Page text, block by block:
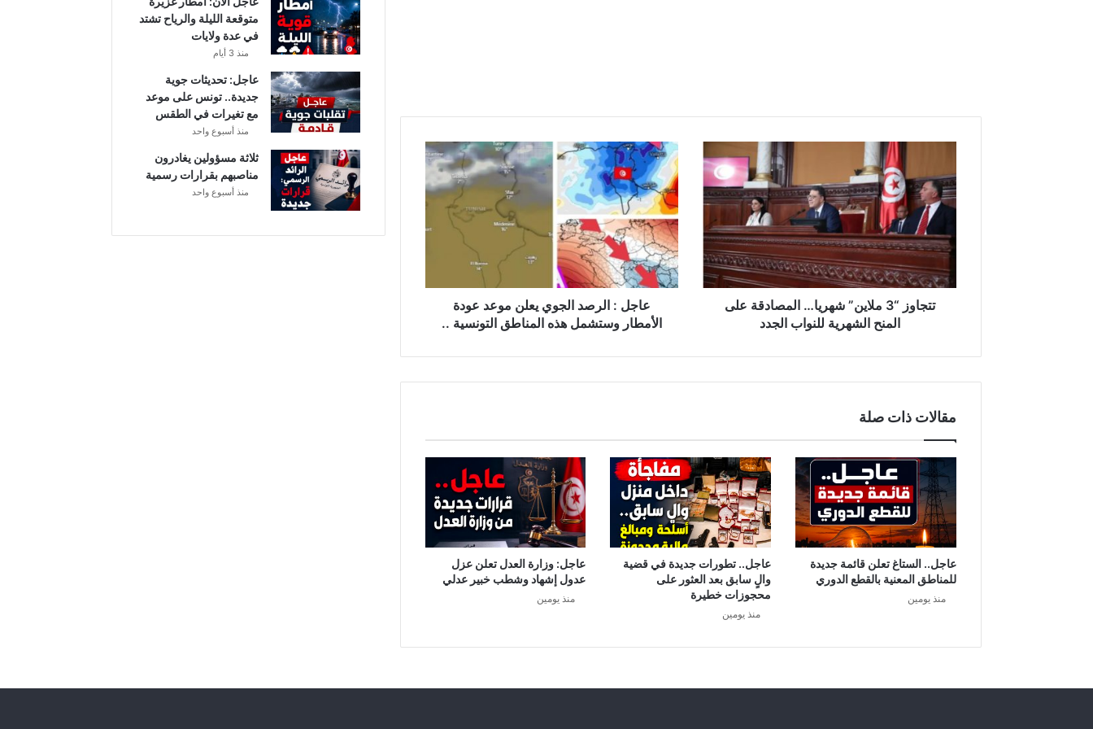
ملاين”
شهريا…
المصادقة
على
المنح
الشهرية
للنواب
الجدد
تتجاوز “3 ملاين” شهريا… المصادقة على
المنح الشهرية للنواب الجدد
عاجل
:
الرصد
الجوي
يعلن
موعد
عودة
الأمطار
وستشمل
المناطق
..
عاجل : الرصد الجوي يعلن موعد عودة
الأمطار وستشمل هذه المناطق التونسية ..
مقالات ذات صلة
عاجل.. الستاغ تعلن قائمة جديدة
للمناطق المعنية بالقطع الدوري
منذ يومين
عاجل.. تطورات جديدة في قضية
والٍ سابق بعد العثور على
محجوزات خطيرة
منذ يومين
عاجل: وزارة العدل تعلن عزل
عدول إشهاد وشطب خبير عدلي
منذ يومين
متوقعة الليلة والرياح تشتد
في عدة ولايات
منذ 3 أيام
عاجل: تحديثات جوية
جديدة.. تونس على موعد
مع تغيرات في الطقس
منذ أسبوع واحد
ثلاثة مسؤولين يغادرون
مناصبهم بقرارات رسمية
منذ أسبوع واحد